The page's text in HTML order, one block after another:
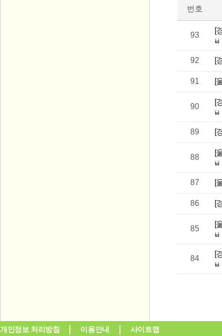
번호
93
[
92 [
91 [
90
[
89 [
88
[
87 [
86 [
85
[
84
[
개인정보 처리방침 이용안내 사이트맵